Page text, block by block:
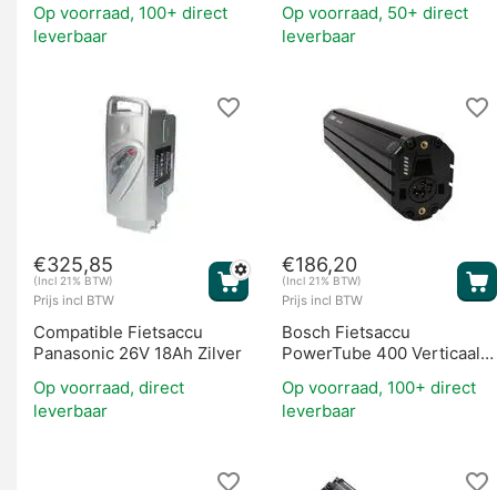
Op voorraad, 100+ direct
leverbaar
Op voorraad, 50+ direct
leverbaar
€325,85
(Incl 21% BTW)
Prijs incl BTW
Compatible Fietsaccu
Panasonic 26V 18Ah Zilver
Op voorraad, direct
leverbaar
€186,20
(Incl 21% BTW)
Prijs incl BTW
Bosch Fietsaccu
PowerTube 400 Verticaal
Op voorraad, 100+ direct
leverbaar